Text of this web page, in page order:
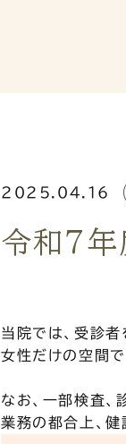
2025.04.16
令和7年
当院では、受診者
女性だけの空間
なお、一部検査、
業務の都合上、